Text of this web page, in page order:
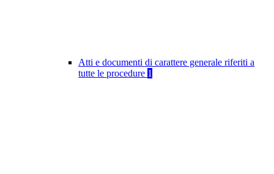
Atti e documenti di carattere generale riferiti a
tutte le procedure 1